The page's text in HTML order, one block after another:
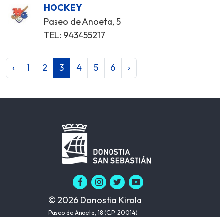
HOCKEY
Paseo de Anoeta, 5
TEL: 943455217
‹ 1 2 3 4 5 6 ›
© 2026 Donostia Kirola
Paseo de Anoeta, 18 (C.P. 20014)